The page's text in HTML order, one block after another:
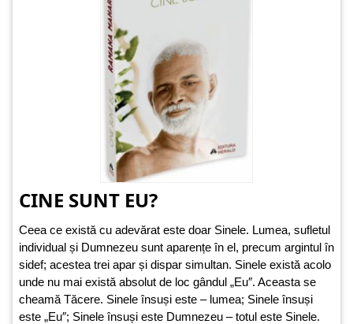
CINE SUNT EU?
Ceea ce există cu adevărat este doar Sinele. Lumea, sufletul
individual și Dumnezeu sunt aparențe în el, precum argintul în
sidef; acestea trei apar și dispar simultan. Sinele există acolo
unde nu mai există absolut de loc gândul „Eu″. Aceasta se
cheamă Tăcere. Sinele însuși este – lumea; Sinele însuși
este „Eu″; Sinele însuși este Dumnezeu – totul este Sinele.